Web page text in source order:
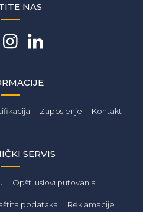
Zaposlenje Kontakt
SERVIS
Opšti uslovi putovanja
podataka Reklamacije
NAS